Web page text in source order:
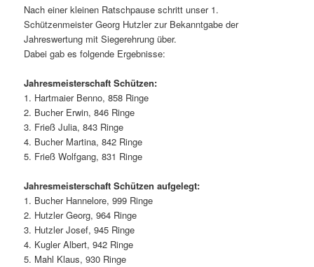
Nach einer kleinen Ratschpause schritt unser 1.
Schützenmeister Georg Hutzler zur Bekanntgabe der
Jahreswertung mit Siegerehrung über.
Dabei gab es folgende Ergebnisse:
Jahresmeisterschaft Schützen:
1. Hartmaier Benno, 858 Ringe
2. Bucher Erwin, 846 Ringe
3. Frieß Julia, 843 Ringe
4. Bucher Martina, 842 Ringe
5. Frieß Wolfgang, 831 Ringe
Jahresmeisterschaft Schützen aufgelegt:
1. Bucher Hannelore, 999 Ringe
2. Hutzler Georg, 964 Ringe
3. Hutzler Josef, 945 Ringe
4. Kugler Albert, 942 Ringe
5. Mahl Klaus, 930 Ringe